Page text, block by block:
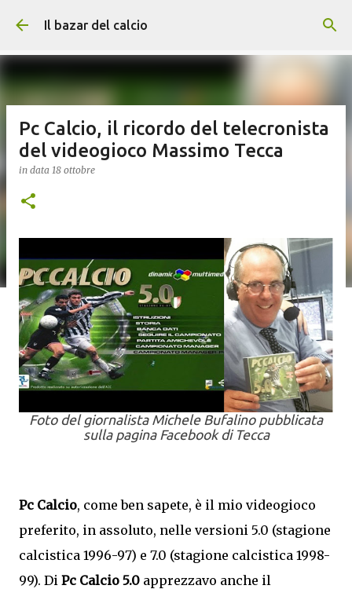
Passa ai contenuti principali
Il bazar del calcio
Pc Calcio, il ricordo del telecronista
del videogioco Massimo Tecca
in data 18 ottobre
Foto del giornalista Michele Bufalino pubblicata
sulla pagina Facebook di Tecca
Pc Calcio, come ben sapete, è il mio videogioco
preferito, in assoluto, nelle versioni 5.0 (stagione
calcistica 1996-97) e 7.0 (stagione calcistica 1998-
99). Di Pc Calcio 5.0 apprezzavo anche il